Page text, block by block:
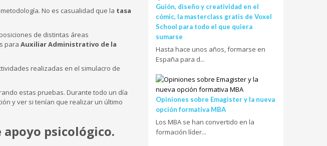
No es casualidad que la tasa
de distintas áreas
para Auxiliar Administrativo de la
realizadas en el simulacro de
estas pruebas. Durante todo un día
y ver si tenían que realizar un último
psicológico.
Guión, diseño y creatividad en el
cómic, la masterclass gratis de Voxel
School para todo el que quiera
sumarse
Hasta hace unos años, formarse en
España para d...
Opiniones sobre Emagister y la nueva
opción formativa MBA
Los MBA se han convertido en la
formación líder...